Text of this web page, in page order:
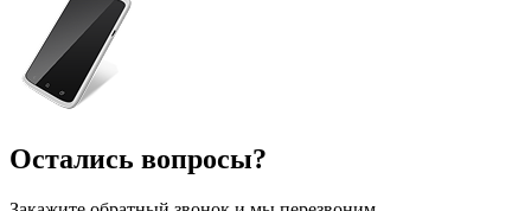
Остались вопросы?